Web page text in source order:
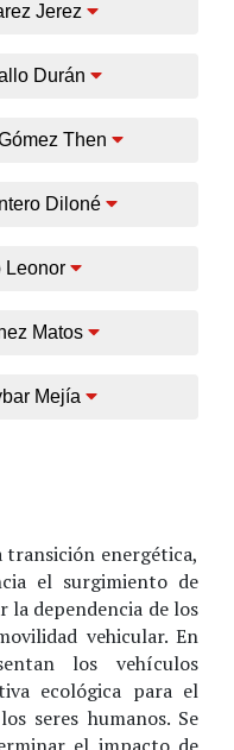
Jerez
Durán
Then
Diloné
Leonor
Matos
Mejía
transición energética,
el surgimiento de
dependencia de los
vehicular. En
los vehículos
ecológica para el
seres humanos. Se